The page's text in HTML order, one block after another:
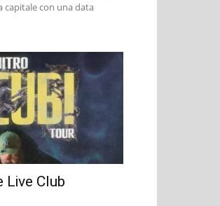
con una data
Club